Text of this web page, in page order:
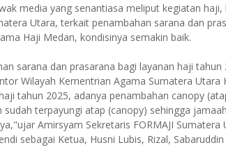
media yang senantiasa meliput kegiatan
Utara, terkait penambahan sarana dan
Haji Medan, kondisinya semakin baik.
sarana dan prasarana bagi layanan haji
Wilayah Kementrian Agama Sumatera
tahun 2025, adanya penambahan canopy
terpayungi atap (canopy) sehingga
Amirsyam Sekretaris FORMAJI
sebagai Ketua, Husni Lubis, Rizal,